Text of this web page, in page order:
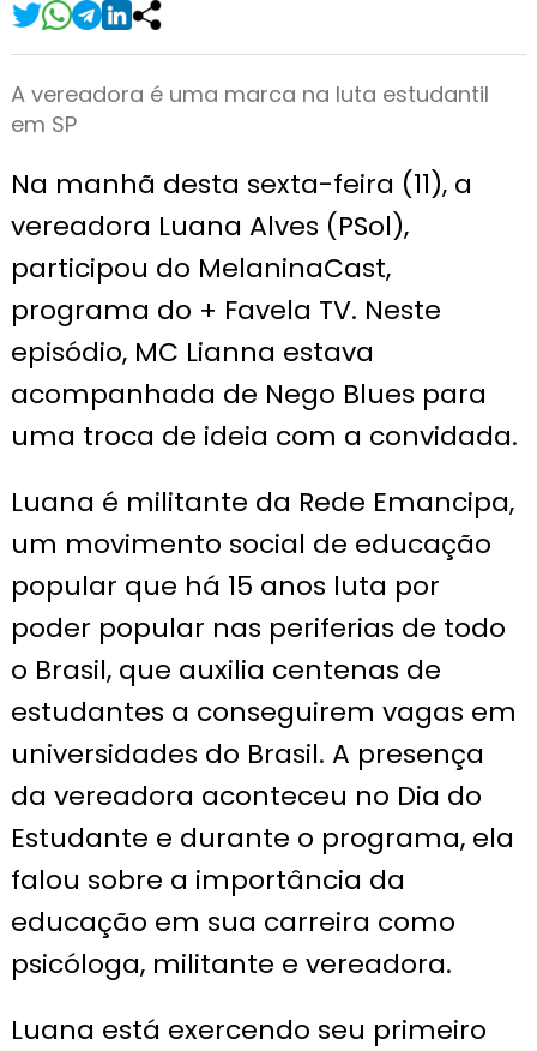
A vereadora é uma marca na luta estudantil
em SP
Na manhã desta sexta-feira (11), a
vereadora Luana Alves (PSol),
participou do MelaninaCast,
programa do + Favela TV. Neste
episódio, MC Lianna estava
acompanhada de Nego Blues para
uma troca de ideia com a convidada.
Luana é militante da Rede Emancipa,
um movimento social de educação
popular que há 15 anos luta por
poder popular nas periferias de todo
o Brasil, que auxilia centenas de
estudantes a conseguirem vagas em
universidades do Brasil. A presença
da vereadora aconteceu no Dia do
Estudante e durante o programa, ela
falou sobre a importância da
educação em sua carreira como
psicóloga, militante e vereadora.
Luana está exercendo seu primeiro